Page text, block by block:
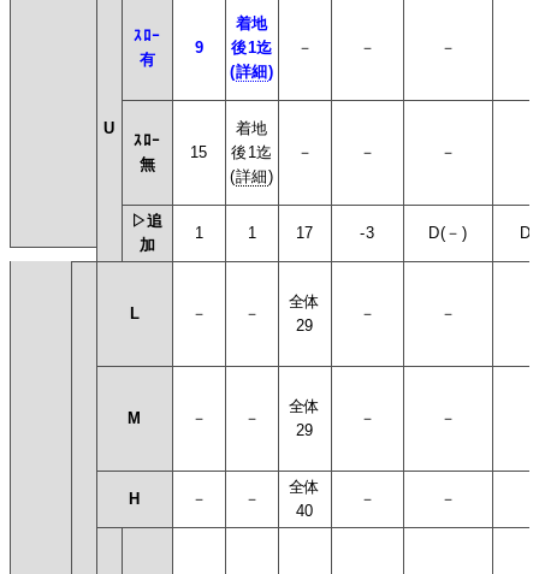
U
ｽﾛｰ
有
9
着地
後1迄
(詳細)
－ － －
ｽﾛｰ
無
15
着地
後1迄
(詳細)
－ － －
▷追
加
1 1 17 -3 D(－)
L － －
全体
29
－ －
M － －
全体
29
－ －
H － －
全体
40
－ －